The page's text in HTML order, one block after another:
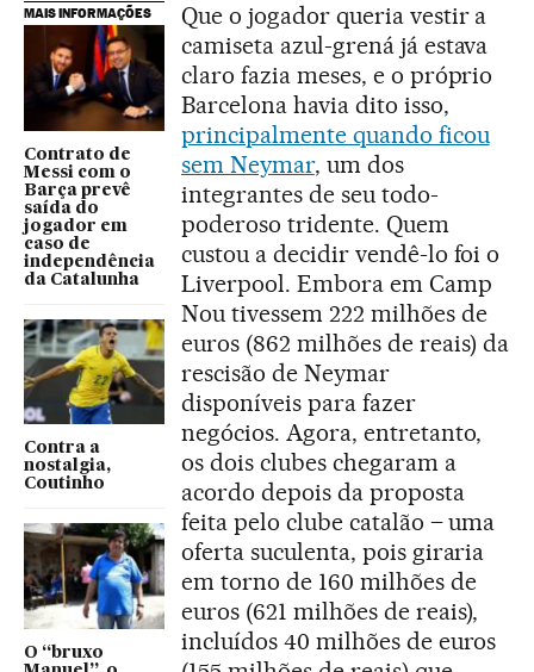
MAIS INFORMAÇÕES
Contrato de
Messi com o
Barça prevê
saída do
jogador em
caso de
independência
da Catalunha
Contra a
nostalgia,
Coutinho
O “bruxo
Que o jogador queria vestir a
camiseta azul-grená já estava
claro fazia meses, e o próprio
Barcelona havia dito isso,
principalmente quando ficou
sem Neymar, um dos
integrantes de seu todo-
poderoso tridente. Quem
custou a decidir vendê-lo foi o
Liverpool. Embora em Camp
Nou tivessem 222 milhões de
euros (862 milhões de reais) da
rescisão de Neymar
disponíveis para fazer
negócios. Agora, entretanto,
os dois clubes chegaram a
acordo depois da proposta
feita pelo clube catalão – uma
oferta suculenta, pois giraria
em torno de 160 milhões de
euros (621 milhões de reais),
incluídos 40 milhões de euros